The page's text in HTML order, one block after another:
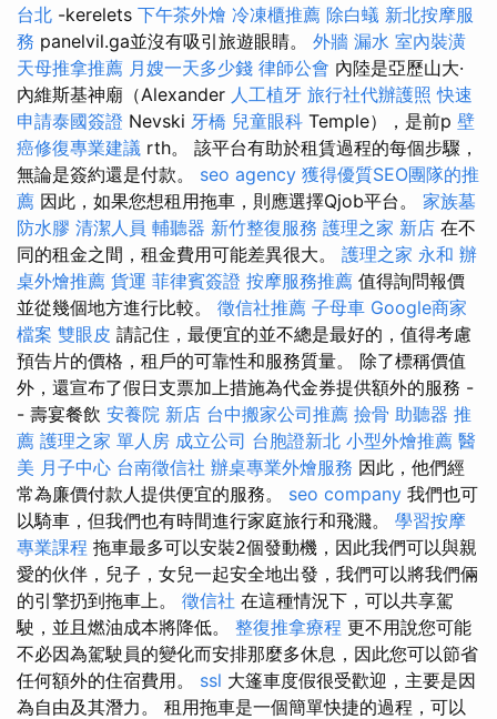
台北 -kerelets 下午茶外燴 冷凍櫃推薦 除白蟻 新北按摩服
務 panelvil.ga並沒有吸引旅遊眼睛。 外牆 漏水 室內裝潢
天母推拿推薦 月嫂一天多少錢 律師公會 內陸是亞歷山大·
內維斯基神廟（Alexander 人工植牙 旅行社代辦護照 快速
申請泰國簽證 Nevski 牙橋 兒童眼科 Temple），是前p 壁
癌修復專業建議 rth。 該平台有助於租賃過程的每個步驟，
無論是簽約還是付款。 seo agency 獲得優質SEO團隊的推
薦 因此，如果您想租用拖車，則應選擇Qjob平台。 家族墓
防水膠 清潔人員 輔聽器 新竹整復服務 護理之家 新店 在不
同的租金之間，租金費用可能差異很大。 護理之家 永和 辦
桌外燴推薦 貨運 菲律賓簽證 按摩服務推薦 值得詢問報價
並從幾個地方進行比較。 徵信社推薦 子母車 Google商家
檔案 雙眼皮 請記住，最便宜的並不總是最好的，值得考慮
預告片的價格，租戶的可靠性和服務質量。 除了標稱價值
外，還宣布了假日支票加上措施為代金券提供額外的服務 -
- 壽宴餐飲 安養院 新店 台中搬家公司推薦 撿骨 助聽器 推
薦 護理之家 單人房 成立公司 台胞證新北 小型外燴推薦 醫
美 月子中心 台南徵信社 辦桌專業外燴服務 因此，他們經
常為廉價付款人提供便宜的服務。 seo company 我們也可
以騎車，但我們也有時間進行家庭旅行和飛濺。 學習按摩
專業課程 拖車最多可以安裝2個發動機，因此我們可以與親
愛的伙伴，兒子，女兒一起安全地出發，我們可以將我們倆
的引擎扔到拖車上。 徵信社 在這種情況下，可以共享駕
駛，並且燃油成本將降低。 整復推拿療程 更不用說您可能
不必因為駕駛員的變化而安排那麼多休息，因此您可以節省
任何額外的住宿費用。 ssl 大篷車度假很受歡迎，主要是因
為自由及其潛力。 租用拖車是一個簡單快捷的過程，可以